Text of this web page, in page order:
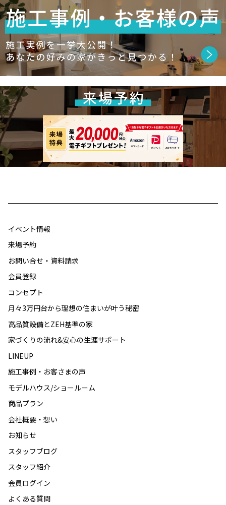
イベント情報
来場予約
お問い合せ・資料請求
会員登録
コンセプト
月々3万円台から理想の住まいが叶う秘密
高品質設備とZEH基準の家
家づくりの流れ&安心の生涯サポート
LINEUP
施工事例・お客さまの声
モデルハウス/ショールーム
商品プラン
会社概要・想い
お知らせ
スタッフブログ
スタッフ紹介
会員ログイン
よくある質問